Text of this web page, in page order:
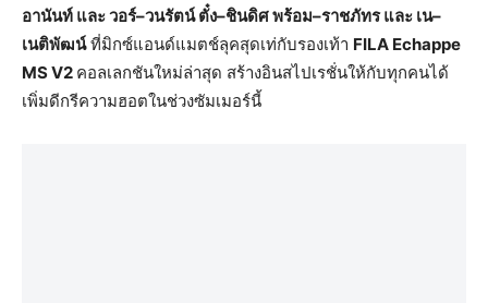
อานันท์ และวอร์–วนรัตน์ ตั๋ง–ชินดิศพร้อม–ราชภัทร และ เน–
เนติพัฒน์ที่มิกซ์แอนด์แมตช์ลุคสุดเท่กับรองเท้า FILA Echappe
MS V2 คอลเลกชันใหม่ล่าสุด สร้างอินสไปเรชั่นให้กับทุกคนได้
เพิ่มดีกรีความฮอตในช่วงซัมเมอร์นี้